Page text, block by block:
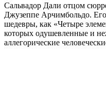
Сальвадор Дали отцом
Джузеппе Арчимбольдо.
шедевры, как «Четыре
которых одушевленные и
аллегорические